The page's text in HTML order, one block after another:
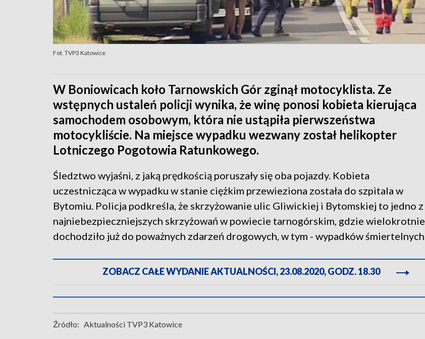
Fot. TVP3 Katowice
W Boniowicach koło Tarnowskich Gór zginął motocyklista. Ze
wstępnych ustaleń policji wynika, że winę ponosi kobieta kierująca
samochodem osobowym, która nie ustąpiła pierwszeństwa
motocykliście. Na miejsce wypadku wezwany został helikopter
Lotniczego Pogotowia Ratunkowego.
Śledztwo wyjaśni, z jaką prędkością poruszały się oba pojazdy. Kobieta
uczestnicząca w wypadku w stanie ciężkim przewieziona została do szpitala w
Bytomiu. Policja podkreśla, że skrzyżowanie ulic Gliwickiej i Bytomskiej to jedno z
najniebezpieczniejszych skrzyżowań w powiecie tarnogórskim, gdzie wielokrotnie
dochodziło już do poważnych zdarzeń drogowych, w tym - wypadków śmiertelnych.
ZOBACZ CAŁE WYDANIE AKTUALNOŚCI, 23.08.2020, GODZ. 18.30
Źródło: Aktualności TVP3 Katowice